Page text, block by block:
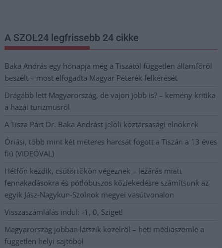
A SZOL24 legfrissebb 24 cikke
Baka András egy hónapja még a Tiszától független államfőről
beszélt – most elfogadta Magyar Péterék felkérését
Drágább lett Magyarország, de vajon jobb is? – kemény kritika
a hazai turizmusról
A Tisza Párt Dr. Baka Andrást jelöli köztársasági elnöknek
Óriási, több mint két méteres harcsát fogott a Tiszán a 13 éves
fiú (VIDEÓVAL)
Hétfőn kezdik, csütörtökön végeznek – lezárás miatt
fennakadásokra és pótlóbuszos közlekedésre számítsunk az
egyik Jász-Nagykun-Szolnok megyei vasútvonalon
Visszaszámlálás indul: -1, 0, Sziget!
Magyarország jobban látszik közelről – heti médiaszemle a
független helyi sajtóból